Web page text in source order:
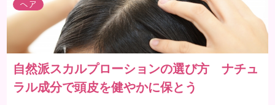
ヘア
自然派スカルプローションの選び方 ナチュ
ラル成分で頭皮を健やかに保とう